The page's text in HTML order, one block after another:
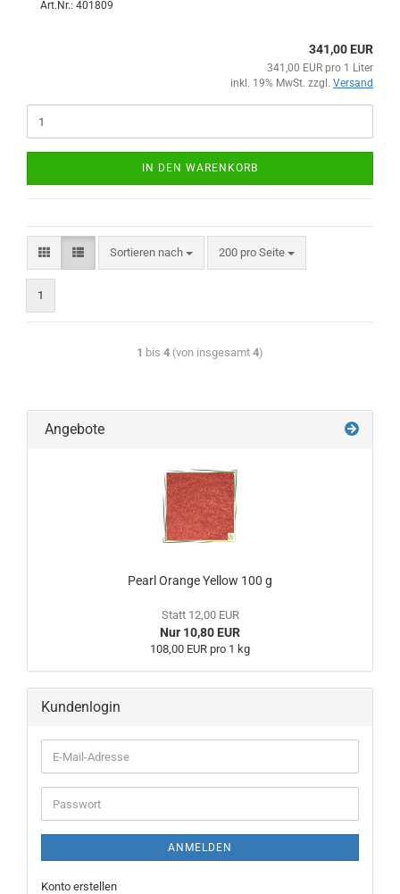
Art.Nr.: 401809
341,00 EUR
341,00 EUR pro 1 Liter
inkl. 19% MwSt. zzgl. Versand
IN DEN WARENKORB
Sortieren nach 200 pro Seite
1
1 bis 4 (von insgesamt 4)
Angebote
Pearl Orange Yellow 100 g
Statt 12,00 EUR
Nur 10,80 EUR
108,00 EUR pro 1 kg
Kundenlogin
ANMELDEN
Konto erstellen